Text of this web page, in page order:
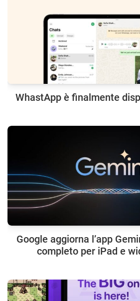
WhastApp è finalmente
Google aggiorna l’app
completo per iPad e